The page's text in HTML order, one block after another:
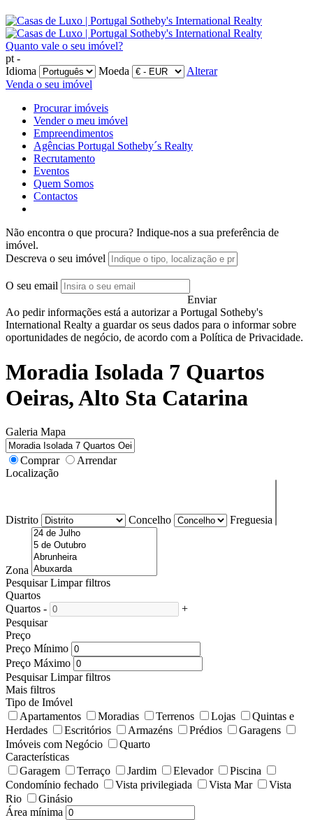
Quanto vale o seu imóvel?
pt -
Idioma
Moeda
Alterar
Venda o seu imóvel
Procurar imóveis
Vender o meu imóvel
Empreendimentos
Agências Portugal Sotheby´s Realty
Recrutamento
Eventos
Quem Somos
Contactos
Não encontra o que procura? Indique-nos a sua preferência de
imóvel.
Descreva o seu imóvel
O seu email
Enviar
Ao pedir informações está a autorizar a Portugal Sotheby's
International Realty a guardar os seus dados para o informar sobre
oportunidades de negócio, de acordo com a Política de Privacidade.
Moradia Isolada 7 Quartos
Oeiras, Alto Sta Catarina
Galeria Mapa
Comprar
Arrendar
Localização
Distrito Concelho Freguesia
Zona
Pesquisar Limpar filtros
Quartos
Quartos -
+
Pesquisar
Preço
Preço Mínimo
Preço Máximo
Pesquisar Limpar filtros
Mais filtros
Tipo de Imóvel
Apartamentos
Moradias Terrenos Lojas
Quintas e
Herdades
Escritórios Armazéns Prédios
Garagens
Imóveis com Negócio
Quarto
Características
Garagem
Terraço Jardim Elevador
Piscina
Condomínio fechado
Vista privilegiada Vista Mar
Vista
Rio
Ginásio
Área mínima